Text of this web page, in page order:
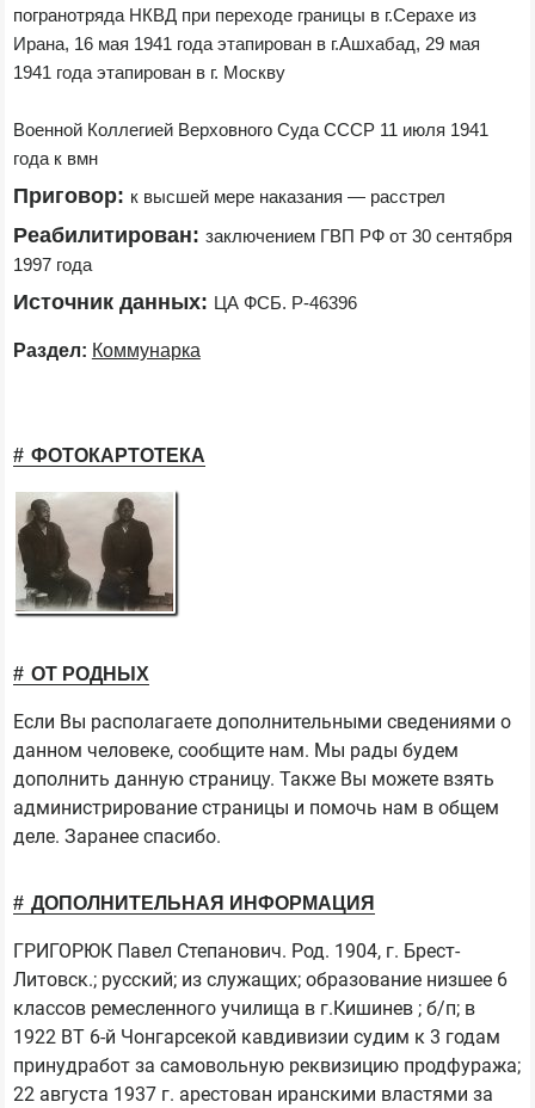
погранотряда НКВД при переходе границы в г.Серахе из
Ирана, 16 мая 1941 года этапирован в г.Ашхабад, 29 мая
1941 года этапирован в г. Москву
Военной Коллегией Верховного Суда СССР 11 июля 1941
года к вмн
Приговор: к высшей мере наказания — расстрел
Реабилитирован: заключением ГВП РФ от 30 сентября
1997 года
Источник данных: ЦА ФСБ. Р-46396
Раздел: Коммунарка
ФОТОКАРТОТЕКА
ОТ РОДНЫХ
Если Вы располагаете дополнительными сведениями о
данном человеке, сообщите нам. Мы рады будем
дополнить данную страницу. Также Вы можете взять
администрирование страницы и помочь нам в общем
деле. Заранее спасибо.
ДОПОЛНИТЕЛЬНАЯ ИНФОРМАЦИЯ
ГРИГОРЮК Павел Степанович. Род. 1904, г. Брест-
Литовск.; русский; из служащих; образование низшее 6
классов ремесленного училища в г.Кишинев ; б/п; в
1922 ВТ 6-й Чонгарсекой кавдивизии судим к 3 годам
принудработ за самовольную реквизицию продфуража;
22 августа 1937 г. арестован иранскими властями за